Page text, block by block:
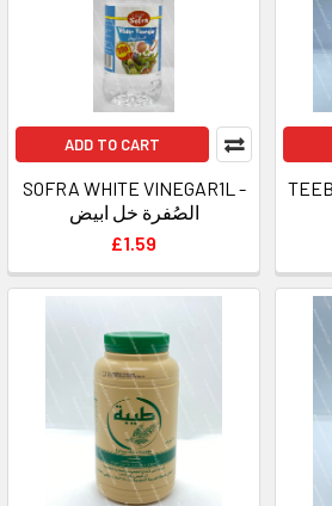
ADD TO CART
SOFRA WHITE VINEGAR1L -
الصُفرة خل ابيض
£1.59